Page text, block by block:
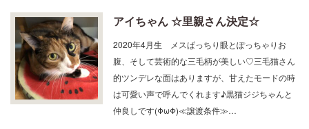
アイちゃん ☆里親さん決定☆
2020年4月生 メスぱっちり眼とぽっちゃりお
腹、そして芸術的な三毛柄が美しい♡三毛猫さん
的ツンデレな面はありますが、甘えたモードの時
は可愛い声で呼んでくれます♪黒猫ジジちゃんと
仲良しです(ΦωΦ)≪譲渡条件≫…